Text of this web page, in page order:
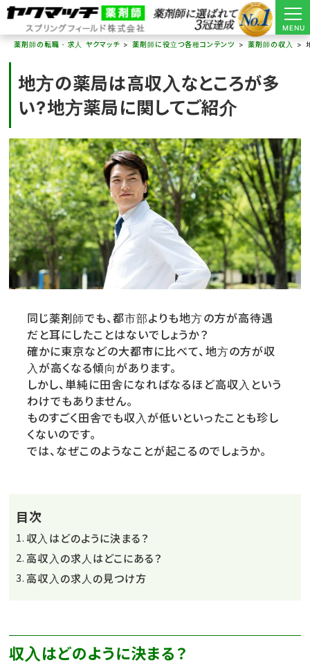
MENU
薬剤師の転職・求人 ヤクマッチ
薬剤師に役立つ各種コンテンツ 薬剤師の収入
地方の薬局は高収入なところが多
い?地方薬局に関してご紹介
同じ薬剤師でも、都市部よりも地方の方が高待遇
だと耳にしたことはないでしょうか？
確かに東京などの大都市に比べて、地方の方が収
入が高くなる傾向があります。
しかし、単純に田舎になればなるほど高収入という
わけでもありません。
ものすごく田舎でも収入が低いといったことも珍し
くないのです。
では、なぜこのようなことが起こるのでしょうか。
目次
収入はどのように決まる？
高収入の求人はどこにある？
高収入の求人の見つけ方
収入はどのように決まる？